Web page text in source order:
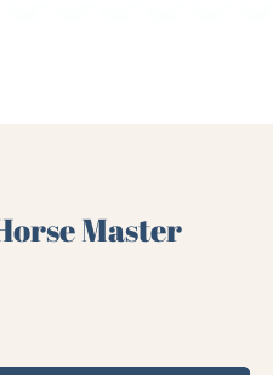
Master